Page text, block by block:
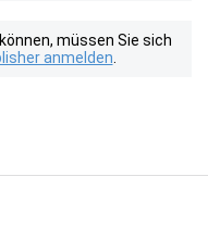
müssen Sie sich
anmelden